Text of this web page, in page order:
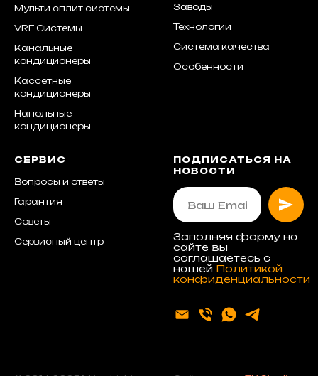
Мульти сплит системы
VRF Системы
Канальные
кондиционеры
Кассетные
кондиционеры
Напольные
кондиционеры
Заводы
Технологии
Система качества
Особенности
СЕРВИС
Вопросы и ответы
Гарантия
Советы
Сервисный центр
ПОДПИСАТЬСЯ НА
НОВОСТИ
Заполняя форму на
сайте вы
соглашаетесь с
нашей Политикой
конфиденциальности